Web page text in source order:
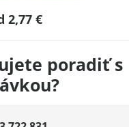
2,77 €
poradiť s